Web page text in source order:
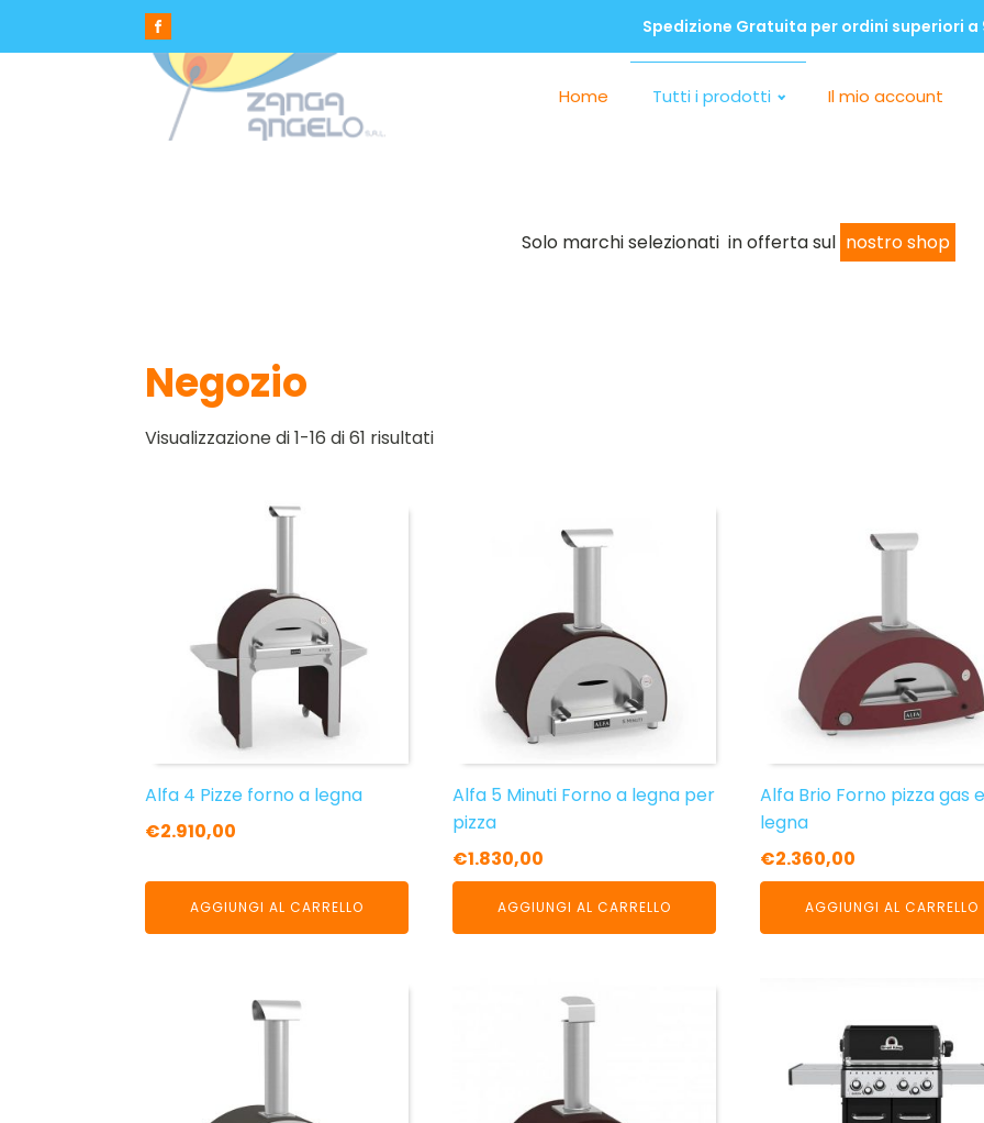
Spedizione Gratuita per ordini superiori a
Home Tutti i prodotti Il mio account
Solo marchi selezionati in offerta sul nostro shop
Negozio
Visualizzazione di 1-16 di 61 risultati
Alfa 4 Pizze forno a legna
€2.910,00
AGGIUNGI AL CARRELLO
Alfa 5 Minuti Forno a legna per
pizza
€1.830,00
AGGIUNGI AL CARRELLO
Alfa Brio Forno pizza gas e
legna
€2.360,00
AGGIUNGI AL CARRELLO